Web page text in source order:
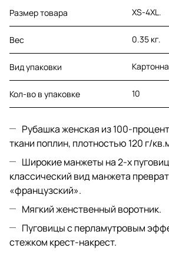
Размер товара XS-4XL.
Вес 0.35 кг.
Вид упаковки
Кол-во в упаковке 10
Рубашка женская из 100-
ткани поплин, плотностью 120 г/
Широкие манжеты на 2-х
классический вид манжета
«французский».
Мягкий женственный воротник.
Пуговицы с перламутровым
стежком крест-накрест.